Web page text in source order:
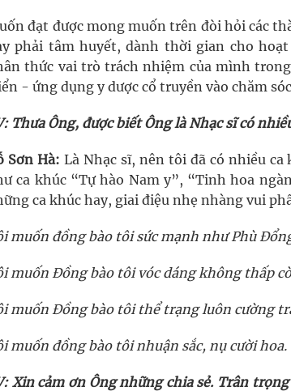
đạt được mong muốn trên đòi hỏi các
phải tâm huyết, dành thời gian cho
thức vai trò trách nhiệm của mình
- ứng dụng y dược cổ truyền vào chăm
Thưa Ông, được biết Ông là Nhạc sĩ có
Sơn Hà: Là Nhạc sĩ, nên tôi đã có nhiều
ca khúc “Tự hào Nam y”, “Tinh hoa
ca khúc hay, giai điệu nhẹ nhàng vui
muốn đồng bào tôi sức mạnh như Phù
muốn Đồng bào tôi vóc dáng không thấp
muốn Đồng bào tôi thể trạng luôn cường
muốn đồng bào tôi nhuận sắc, nụ cười hoa.
Xin cảm ơn Ông những chia sẻ. Trân